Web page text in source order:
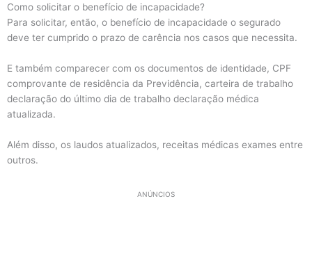
Como solicitar o benefício de incapacidade?
Para solicitar, então, o benefício de incapacidade o segurado
deve ter cumprido o prazo de carência nos casos que necessita.
E também comparecer com os documentos de identidade, CPF
comprovante de residência da Previdência, carteira de trabalho
declaração do último dia de trabalho declaração médica
atualizada.
Além disso, os laudos atualizados, receitas médicas exames entre
outros.
ANÚNCIOS